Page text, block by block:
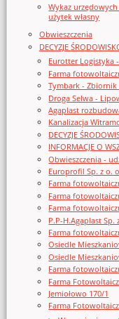
Wykaz
użytek własny
Obwieszczenia
DECYZJE
Eurotter Logistyka
Farma
Tymbark - Zbiornik
Droga Selwa -
Agaplast
Kanalizacja
DECYZJE
INFORMACJE O
Obwieszczenia -
Europrofil Sp. z o.
Farma
Farma
Farma
P.P-H.Agaplast
Farma
Osiedle
Osiedle
Farma
Farma
Jemiołowo 170/1
Farma